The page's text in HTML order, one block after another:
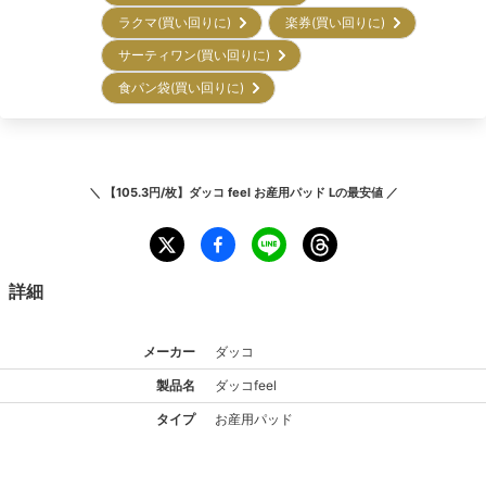
ラクマ(買い回りに)
楽券(買い回りに)
サーティワン(買い回りに)
食パン袋(買い回りに)
＼ 【105.3円/枚】ダッコ feel お産用パッド Lの最安値 ／
詳細
メーカー ダッコ
製品名 ダッコfeel
タイプ お産用パッド